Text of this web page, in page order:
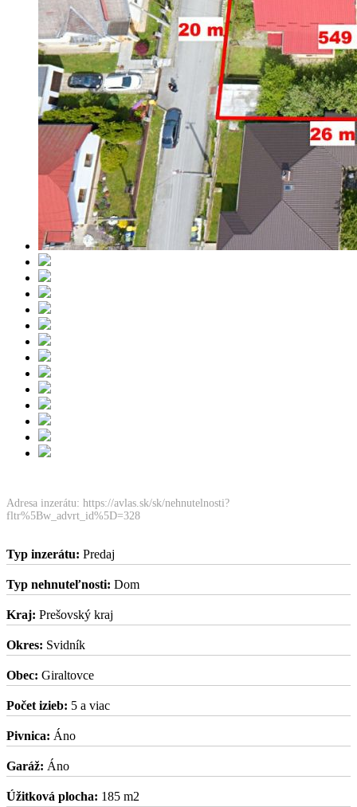
Adresa inzerátu: https://avlas.sk/sk/nehnutelnosti?
fltr%5Bw_advrt_id%5D=328
Typ inzerátu: Predaj
Typ nehnuteľnosti: Dom
Kraj: Prešovský kraj
Okres: Svidník
Obec: Giraltovce
Počet izieb: 5 a viac
Pivnica: Áno
Garáž: Áno
Úžitková plocha: 185 m2